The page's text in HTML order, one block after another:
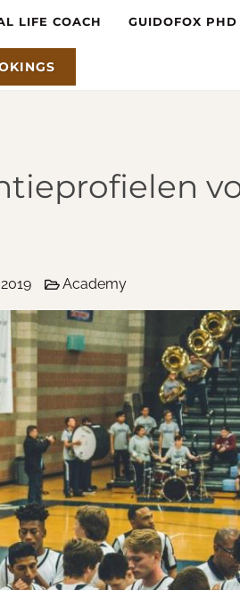
LIFE COACH GUIDOFOX PHD
Academy